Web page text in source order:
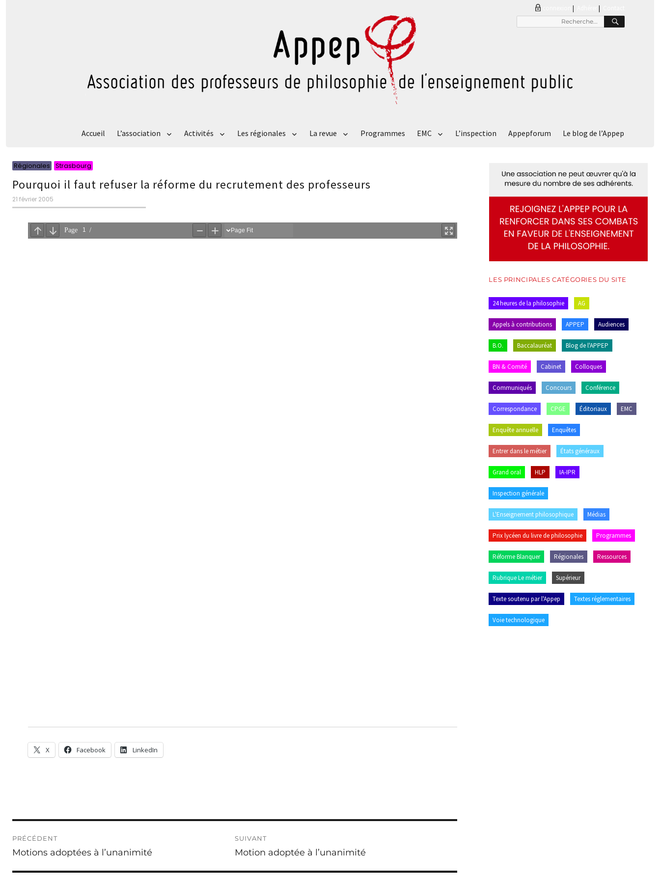
|
pour
Accueil L’association Activités Les régionales La revue Programmes EMC L’inspection Appepforum Le blog de l’Appep
Régionales Strasbourg
Pourquoi il faut refuser la réforme du recrutement des professeurs
Publié
le
21 février 2005
X Facebook LinkedIn
de
l’article
PRÉCÉDENT
Publication
Motions adoptées à l’unanimité
SUIVANT
Publication
Motion adoptée à l’unanimité
LES PRINCIPALES CATÉGORIES DU SITE
24 heures de la philosophie AG
Appels à contributions APPEP Audiences
B.O. Baccalauréat Blog de l'APPEP
BN & Comité Cabinet Colloques
Communiqués Concours Conférence
Correspondance CPGE Éditoriaux EMC
Enquête annuelle Enquêtes
Entrer dans le métier États généraux
Grand oral HLP IA-IPR
Inspection générale
L'Enseignement philosophique Médias
Prix lycéen du livre de philosophie Programmes
Réforme Blanquer Régionales Ressources
Rubrique Le métier Supérieur
Texte soutenu par l'Appep Textes réglementaires
Voie technologique